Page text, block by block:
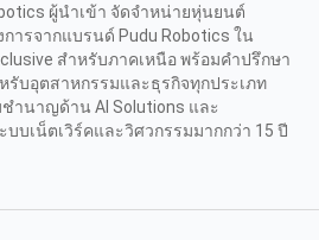
ผู้นำเข้า จัดจำหน่ายหุ่นยนต์
การจากแบรนด์ Pudu Robotics ใน
สำหรับภาคเหนือ พร้อมคำปรึกษา
บอุตสาหกรรมและธุรกิจทุกประเภท
ำนาญด้าน AI Solutions และ
บเน็ตเวิร์คและวิศวกรรมมากกว่า 15 ปี